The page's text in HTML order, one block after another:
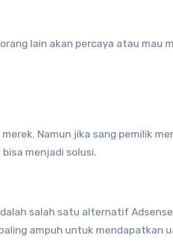
lain akan percaya atau mau
Namun jika sang pemilik
menjadi solusi.
salah satu alternatif
ampuh untuk mendapatkan